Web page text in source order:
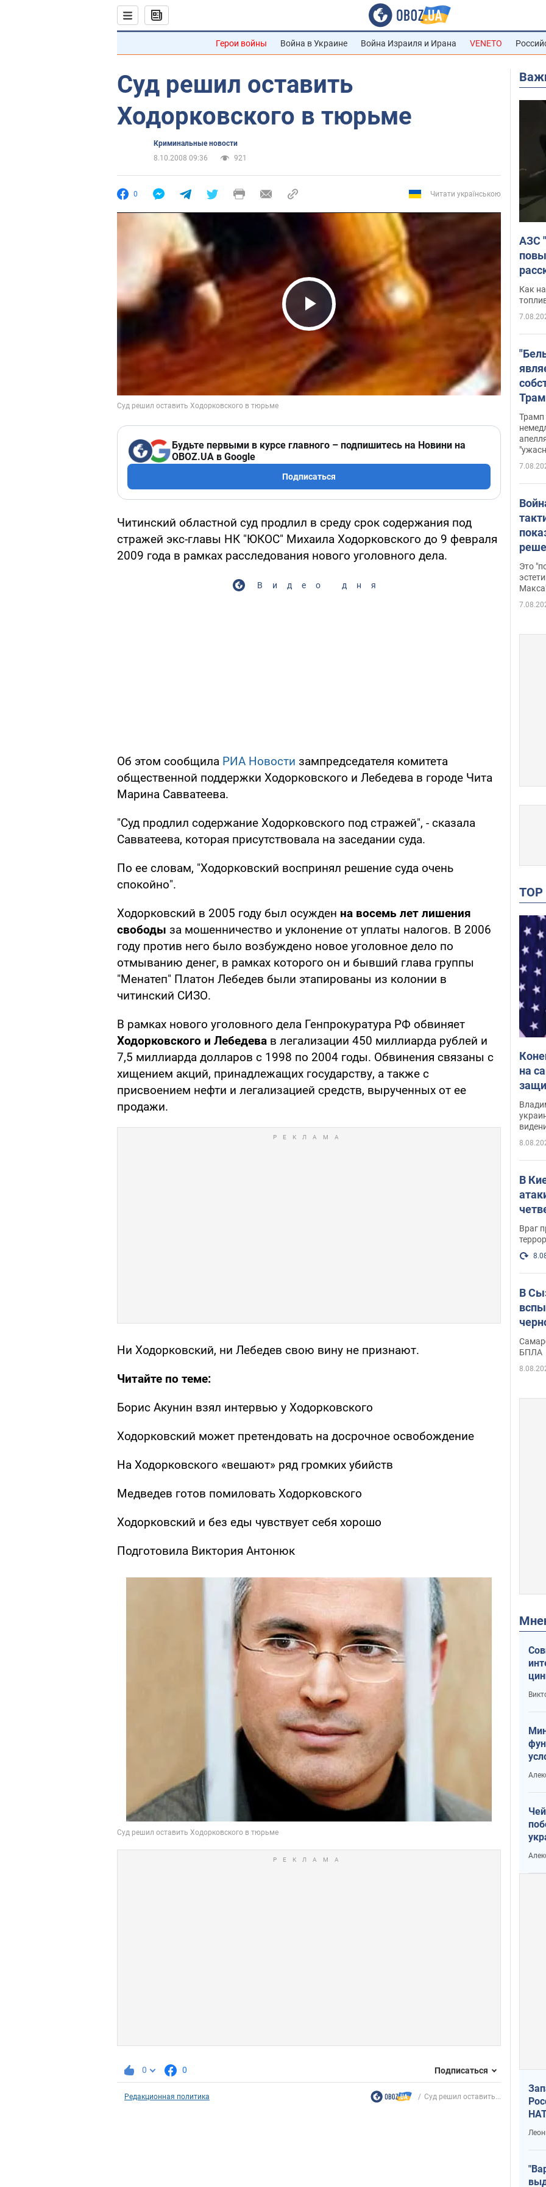
Герои войны Война в Украине Война Израиля и Ирана VENETO
Суд решил оставить
Ходорковского в тюрьме
Криминальные новости
8.10.2008 09:36
921
0 Читати українською
Play Video
Будьте первыми в курсе главного – подпишитесь на Новини на
OBOZ.UA в Google
Подписаться
Читинский областной суд продлил в среду срок содержания под
стражей экс-главы НК "ЮКОС" Михаила Ходорковского до 9 февраля
2009 года в рамках расследования нового уголовного дела.
Видео дня
Об этом сообщила РИА Новости зампредседателя комитета
общественной поддержки Ходорковского и Лебедева в городе Чита
Марина Савватеева.
"Суд продлил содержание Ходорковского под стражей", - сказала
Савватеева, которая присутствовала на заседании суда.
По ее словам, "Ходорковский воспринял решение суда очень
спокойно".
Ходорковский в 2005 году был осужден на восемь лет лишения
свободы за мошенничество и уклонение от уплаты налогов. В 2006
году против него было возбуждено новое уголовное дело по
отмыванию денег, в рамках которого он и бывший глава группы
"Менатеп" Платон Лебедев были этапированы из колонии в
читинский СИЗО.
В рамках нового уголовного дела Генпрокуратура РФ обвиняет
Ходорковского и Лебедева в легализации 450 миллиарда рублей и
7,5 миллиарда долларов с 1998 по 2004 годы. Обвинения связаны с
хищением акций, принадлежащих государству, а также с
присвоением нефти и легализацией средств, вырученных от ее
продажи.
Ни Ходорковский, ни Лебедев свою вину не признают.
Читайте по теме:
Борис Акунин взял интервью у Ходорковского
Ходорковский может претендовать на досрочное освобождение
На Ходорковского «вешают» ряд громких убийств
Медведев готов помиловать Ходорковского
Ходорковский и без еды чувствует себя хорошо
Подготовила Виктория Антонюк
0 0 Подписаться
Редакционная политика Суд решил оставить...
АЗС
Как
Трамп
Это
на
В
Враг
В
БПЛА